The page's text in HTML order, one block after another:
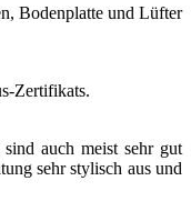
Bodenplatte und Lüfter
Zertifikats.
auch meist sehr gut
sehr stylisch aus und